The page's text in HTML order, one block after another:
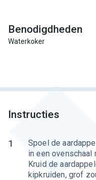
Benodigdheden
Waterkoker
Instructies
1
Spoel de
in een
Kruid de
kipkruiden, grof